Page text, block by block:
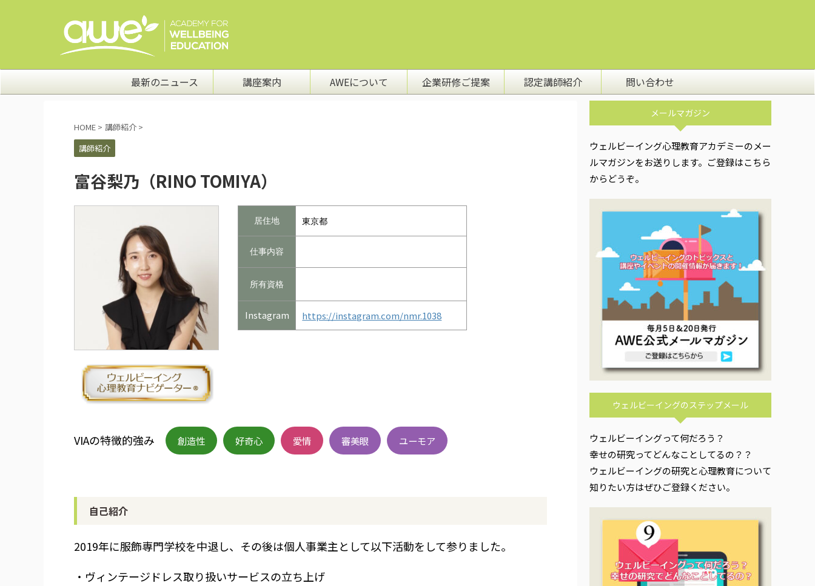
最新のニュース 講座案内 AWEについて 企業研修ご提案 認定講師紹介 問い合わせ
HOME > 講師紹介 >
講師紹介
富谷梨乃（RINO TOMIYA）
居住地 東京都
仕事内容
所有資格
Instagram https://instagram.com/nmr.1038
VIAの特徴的強み 創造性 好奇心 愛情 審美眼 ユーモア
自己紹介
2019年に服飾専門学校を中退し、その後は個人事業主として以下活動をして参りました。
・ヴィンテージドレス取り扱いサービスの立ち上げ
メールマガジン
ウェルビーイング心理教育アカデミーのメー
ルマガジンをお送りします。ご登録はこちら
からどうぞ。
ウェルビーイングのステップメール
ウェルビーイングって何だろう？
幸せの研究ってどんなことしてるの？？
ウェルビーイングの研究と心理教育について
知りたい方はぜひご登録ください。